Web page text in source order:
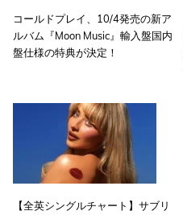
コールドプレイ、10/4発売の新ア
ルバム『Moon Music』輸入盤国内
盤仕様の特典が決定！
【全英シングルチャート】サブリ